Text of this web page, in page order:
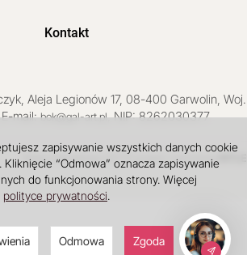
Kontakt
, Aleja Legionów 17, 08-400 Garwolin, Woj.
mail:bok@gal-art.pl, NIP: 8262030377
Sklep internetowy SOTE projekt i wdrożenie
zapisywanie wszystkich danych cookie
“Odmowa” oznacza zapisywanie
do funkcjonowania strony. Więcej
polityce prywatności.
Odmowa Zgoda